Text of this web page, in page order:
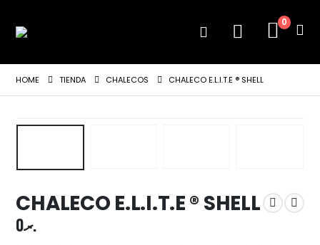
0
HOME TIENDA CHALECOS CHALECO E.L.I.T.E ® SHELL
CHALECO E.L.I.T.E ® SHELL
.ރ0